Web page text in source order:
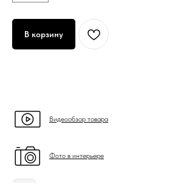
В корзину
Видеообзор товара
Фото в интерьере